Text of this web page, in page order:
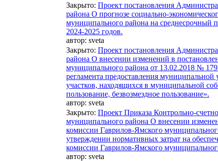
Закрыто: Проект постановления
района О прогнозе социально-
муниципального района на среднесрочный
2024-2025 годов.
автор: sveta
Закрыто: Проект постановления
района О внесении изменений в
муниципального района от 13.02.2018 №
регламента предоставления
участков, находящихся в муниципальной
пользование, безвозмездное пользование».
автор: sveta
Закрыто: Проект Приказа Контрольно-
муниципального района О внесении
комиссии Гаврилов-Ямского
утверждении нормативных затрат на
комиссии Гаврилов-Ямского
автор: sveta